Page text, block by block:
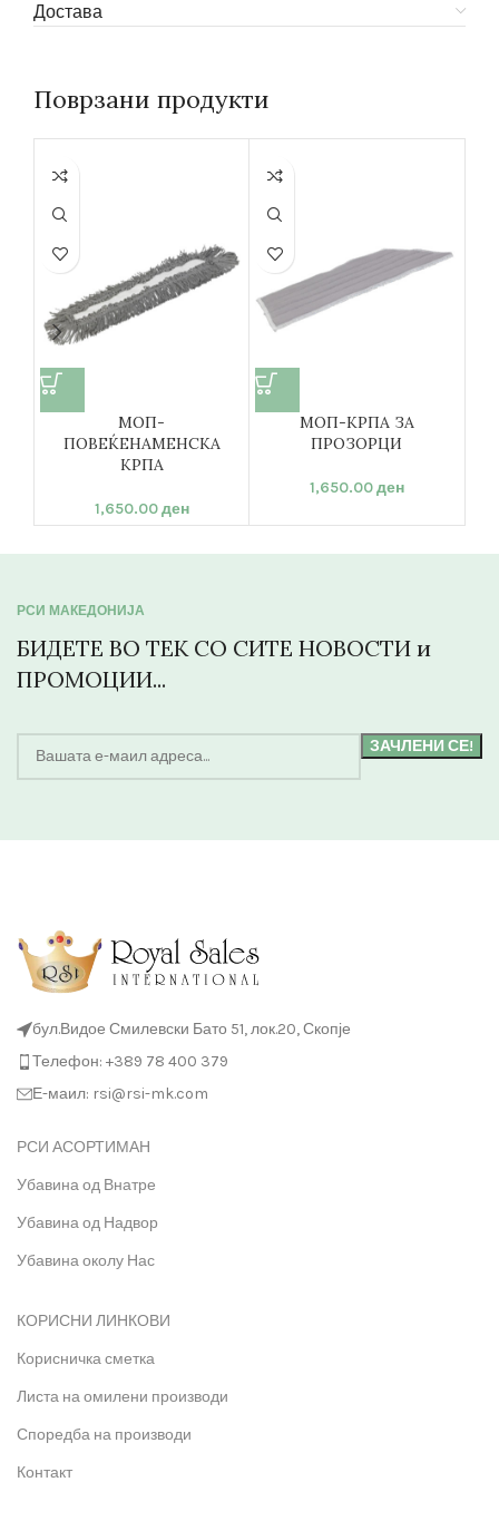
Достава
Поврзани продукти
МОП-
ПОВЕЌЕНАМЕНСКА
КРПА
1,650.00ден
МОП-КРПА ЗА
ПРОЗОРЦИ
1,650.00ден
РСИ МАКЕДОНИЈА
БИДЕТЕ ВО ТЕК СО СИТЕ НОВОСТИ и
ПРОМОЦИИ...
бул.Видое Смилевски Бато 51, лок.20, Скопје
Телефон: +389 78 400 379
Е-маил: rsi@rsi-mk.com
РСИ АСОРТИМАН
Убавина од Внатре
Убавина од Надвор
Убавина околу Нас
КОРИСНИ ЛИНКОВИ
Корисничка сметка
Листа на омилени производи
Споредба на производи
Контакт